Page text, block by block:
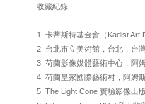
收藏紀錄
1. 卡蒂斯特基金會（Kadist Art
2. 台北市立美術館，台北，台
3. 荷蘭影像媒體藝術中心，阿
4. 荷蘭皇家國際藝術村，阿姆
5. The Light Cone 實驗影像出